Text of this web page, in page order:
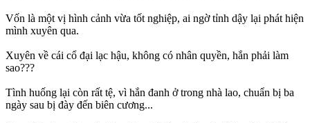
Vốn là một vị hình cảnh vừa tốt nghiệp, ai ngờ tỉnh dậy lại phát hiện
mình xuyên qua.
Xuyên về cái cổ đại lạc hậu, không có nhân quyền, hắn phải làm
sao???
Tình huống lại còn rất tệ, vì hắn đanh ở trong nhà lao, chuẩn bị ba
ngày sau bị đày đến biên cương...